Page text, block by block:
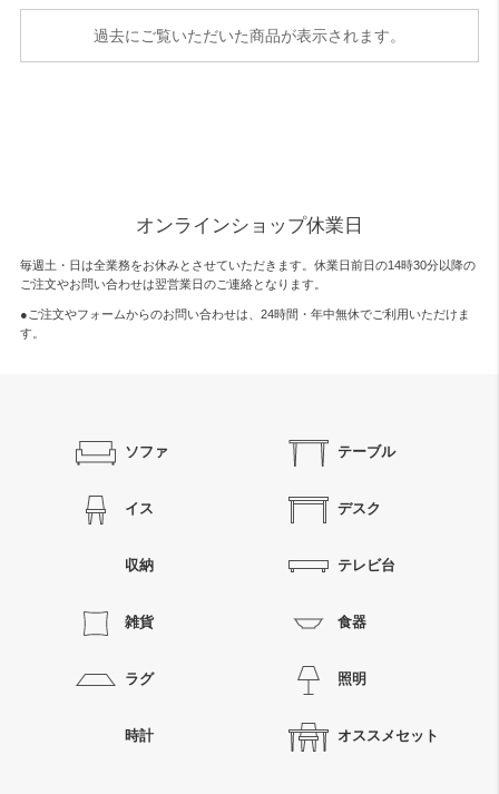
過去にご覧いただいた商品が表示されます。
オンラインショップ休業日
毎週土・日は全業務をお休みとさせていただきます。休業日前日の14時30分以降の
ご注文やお問い合わせは翌営業日のご連絡となります。
●ご注文やフォームからのお問い合わせは、 24時間・年中無休でご利用いただけま
す。
ソファ テーブル
イス デスク
収納 テレビ台
雑貨 食器
ラグ 照明
時計 オススメセット